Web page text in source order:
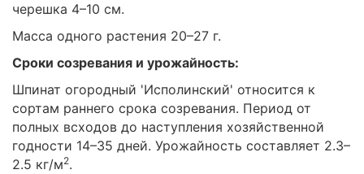
черешка 4–10 см.
Масса одного растения 20–27 г.
Сроки созревания и урожайность:
Шпинат огородный 'Исполинский' относится к
сортам раннего срока созревания. Период от
полных всходов до наступления хозяйственной
годности 14–35 дней. Урожайность составляет 2.3–
2.5 кг/м2.